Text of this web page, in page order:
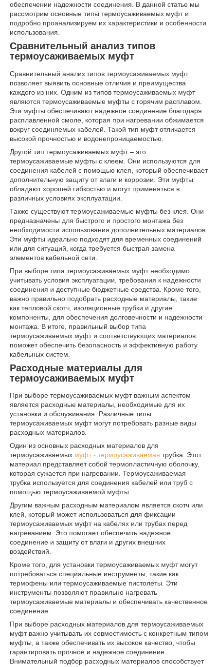
обеспечении надежности соединения. В данной статье мы
рассмотрим основные типы термоусаживаемых муфт и
подробно проанализируем их характеристики и особенности
использования.
Сравнительный анализ типов
термоусаживаемых муфт
Сравнительный анализ типов термоусаживаемых муфт
позволяет выявить основные отличия и преимущества
каждого из них. Одним из типов термоусаживаемых муфт
являются термоусаживаемые муфты с горячим расплавом.
Эти муфты обеспечивают надежное соединение благодаря
расплавленной смоле, которая при нагревании обжимается
вокруг соединяемых кабелей. Такой тип муфт отличается
высокой прочностью и водонепроницаемостью.
Другой тип термоусаживаемых муфт – это
термоусаживаемые муфты с клеем. Они используются для
соединения кабелей с помощью клея, который обеспечивает
дополнительную защиту от влаги и коррозии. Эти муфты
обладают хорошей гибкостью и могут применяться в
различных условиях эксплуатации.
Также существуют термоусаживаемые муфты без клея. Они
предназначены для быстрого и простого монтажа без
необходимости использования дополнительных материалов.
Эти муфты идеально подходят для временных соединений
или для ситуаций, когда требуется быстрая замена
элементов кабельной сети.
При выборе типа термоусаживаемых муфт необходимо
учитывать условия эксплуатации, требования к надежности
соединения и доступные бюджетные средства. Кроме того,
важно правильно подобрать расходные материалы, такие
как тепловой скотч, изоляционные трубки и другие
компоненты, для обеспечения долговечности и надежности
монтажа. В итоге, правильный выбор типа
термоусаживаемых муфт и соответствующих материалов
поможет обеспечить безопасность и эффективную работу
кабельных систем.
Расходные материалы для
термоусаживаемых муфт
При выборе термоусаживаемых муфт важным аспектом
является расходные материалы, необходимые для их
установки и обслуживания. Различные типы
термоусаживаемых муфт могут потребовать разные виды
расходных материалов.
Один из основных расходных материалов для
термоусаживаемых муфт - термоусаживаемая трубка. Этот
материал представляет собой термопластичную оболочку,
которая сужается при нагревании. Термоусаживаемая
трубка используется для соединения кабелей или труб с
помощью термоусаживаемой муфты.
Другим важным расходным материалом является скотч или
клей, который может использоваться для фиксации
термоусаживаемых муфт на кабелях или трубах перед
нагреванием. Это помогает обеспечить надежное
соединение и защиту от влаги и других внешних
воздействий.
Кроме того, для установки термоусаживаемых муфт могут
потребоваться специальные инструменты, такие как
термофены или термоусаживаемые пистолеты. Эти
инструменты позволяют правильно нагревать
термоусаживаемые материалы и обеспечивать качественное
соединение.
При выборе расходных материалов для термоусаживаемых
муфт важно учитывать их совместимость с конкретным типом
муфты, а также обеспечивать их высокое качество, чтобы
гарантировать прочное и надежное соединение.
Внимательный подбор расходных материалов способствует